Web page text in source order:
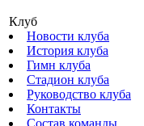
Клуб
Новости клуба
История клуба
Гимн клуба
Стадион клуба
Руководство клуба
Контакты
Состав команды